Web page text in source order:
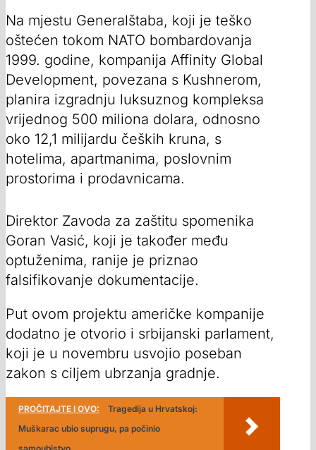
Na mjestu Generalštaba, koji je teško
oštećen tokom NATO bombardovanja
1999. godine, kompanija Affinity Global
Development, povezana s Kushnerom,
planira izgradnju luksuznog kompleksa
vrijednog 500 miliona dolara, odnosno
oko 12,1 milijardu čeških kruna, s
hotelima, apartmanima, poslovnim
prostorima i prodavnicama.
Direktor Zavoda za zaštitu spomenika
Goran Vasić, koji je također među
optuženima, ranije je priznao
falsifikovanje dokumentacije.
Put ovom projektu američke kompanije
dodatno je otvorio i srbijanski parlament,
koji je u novembru usvojio poseban
zakon s ciljem ubrzanja gradnje.
PROČITAJTE I OVO:
Tragedija u Hrvatskoj:
Muškarac ubio suprugu, pa počinio